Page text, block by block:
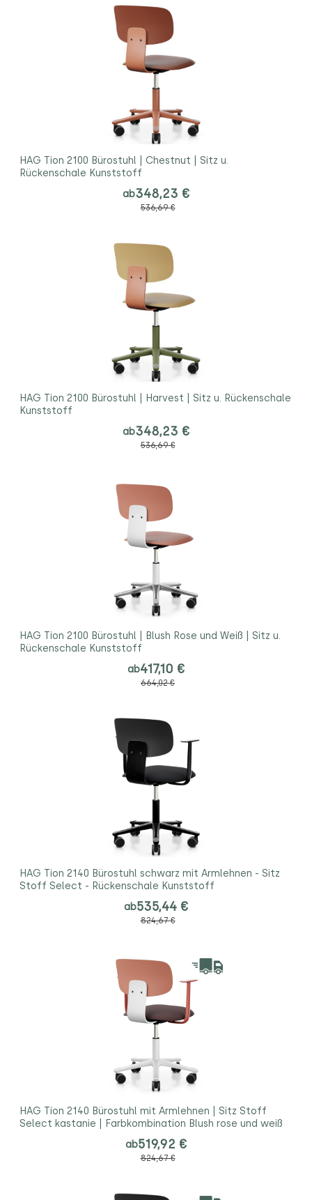
HAG Tion 2100 Bürostuhl | Chestnut | Sitz u.
Rückenschale Kunststoff
ab348,23 €
536,69 €
HAG Tion 2100 Bürostuhl | Harvest | Sitz u. Rückenschale
Kunststoff
ab348,23 €
536,69 €
HAG Tion 2100 Bürostuhl | Blush Rose und Weiß | Sitz u.
Rückenschale Kunststoff
ab417,10 €
664,02 €
HAG Tion 2140 Bürostuhl schwarz mit Armlehnen - Sitz
Stoff Select - Rückenschale Kunststoff
ab535,44 €
824,67 €
HAG Tion 2140 Bürostuhl mit Armlehnen | Sitz Stoff
Select kastanie | Farbkombination Blush rose und weiß
ab519,92 €
824,67 €